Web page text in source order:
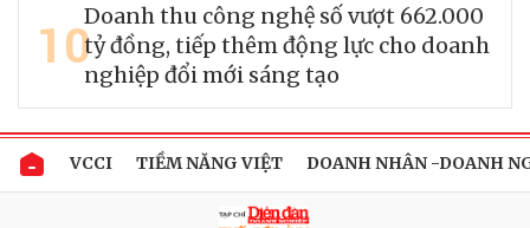
10Doanh thu công nghệ số vượt 662.000
tỷ đồng, tiếp thêm động lực cho doanh
nghiệp đổi mới sáng tạo
VCCI TIỀM NĂNG VIỆT DOANH NHÂN -DOANH